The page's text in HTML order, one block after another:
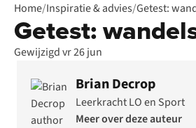
Home/Inspiratie & advies/Getest:
Getest:
Gewijzigd vr 26 jun
Brian Decrop
Leerkracht LO en Sport
Meer over deze auteur